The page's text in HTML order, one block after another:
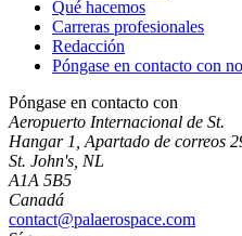
Qué hacemos
Carreras profesionales
Redacción
Póngase en contacto con
Póngase en contacto con
Aeropuerto Internacional de St.
Hangar 1, Apartado de correos
St. John's, NL
A1A 5B5
Canadá
contact@palaerospace.com